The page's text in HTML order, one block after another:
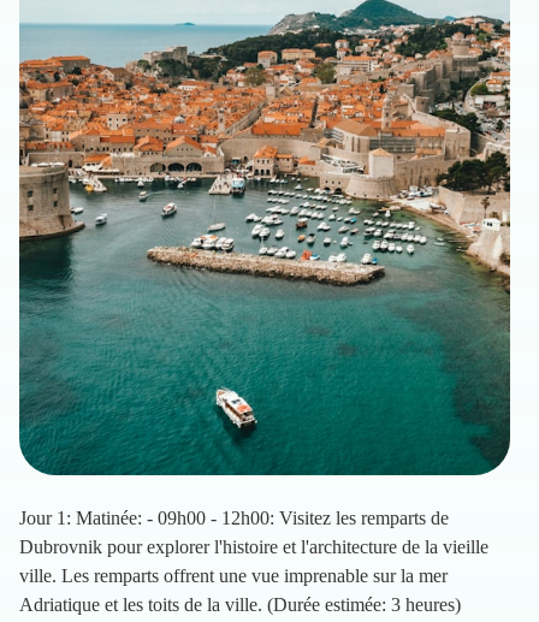
Jour 1: Matinée: - 09h00 - 12h00: Visitez les remparts de
Dubrovnik pour explorer l'histoire et l'architecture de la vieille
ville. Les remparts offrent une vue imprenable sur la mer
Adriatique et les toits de la ville. (Durée estimée: 3 heures)